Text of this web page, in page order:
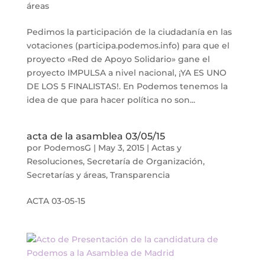
áreas
Pedimos la participación de la ciudadanía en las
votaciones (participa.podemos.info) para que el
proyecto «Red de Apoyo Solidario» gane el
proyecto IMPULSA a nivel nacional, ¡YA ES UNO
DE LOS 5 FINALISTAS!. En Podemos tenemos la
idea de que para hacer política no son...
acta de la asamblea 03/05/15
por PodemosG | May 3, 2015| Actas y
Resoluciones, Secretaría de Organización,
Secretarías y áreas, Transparencia
ACTA 03-05-15